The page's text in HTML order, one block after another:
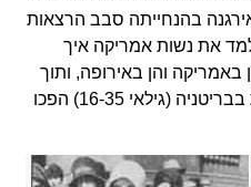
בהנחייתה סבב הרצאות
את נשות אמריקה איך
באמריקה והן באירופה, ותוך
20 שנה, חצי מהנשים הצעירות בבריטניה (גילאי 16-35) הפכו